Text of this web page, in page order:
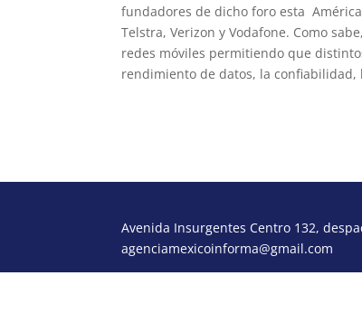
fundadores de dicho foro esta
Telstra, Verizon y Vodafone. Como
redes móviles permitiendo que
rendimiento de datos, la
Avenida Insurgentes Centro 132,
agenciamexicoinforma@gmail.com